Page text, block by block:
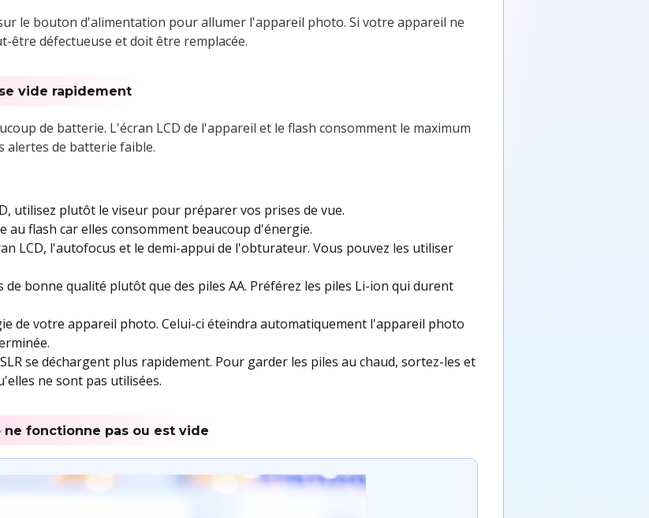
le bouton d'alimentation pour allumer l'appareil photo. Si votre appareil ne
être défectueuse et doit être remplacée.
vide rapidement
de batterie. L'écran LCD de l'appareil et le flash consomment le maximum
alertes de batterie faible.
utilisez plutôt le viseur pour préparer vos prises de vue.
au flash car elles consomment beaucoup d'énergie.
LCD, l'autofocus et le demi-appui de l'obturateur. Vous pouvez les utiliser
bonne qualité plutôt que des piles AA. Préférez les piles Li-ion qui durent
de votre appareil photo. Celui-ci éteindra automatiquement l'appareil photo
se déchargent plus rapidement. Pour garder les piles au chaud, sortez-les et
ne sont pas utilisées.
ne fonctionne pas ou est vide